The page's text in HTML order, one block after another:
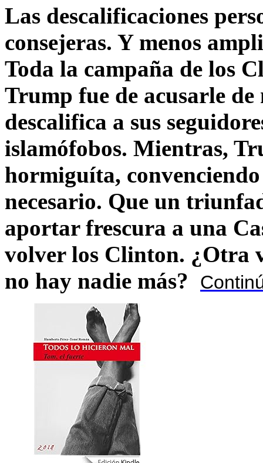
Las descalificaciones
consejeras. Y menos
Toda la campaña de los
Trump fue de acusarle
descalifica a sus
islamófobos. Mientras,
hormiguíta,
necesario. Que un
aportar frescura a una
volver los Clinton. ¿Otra
no hay nadie más?